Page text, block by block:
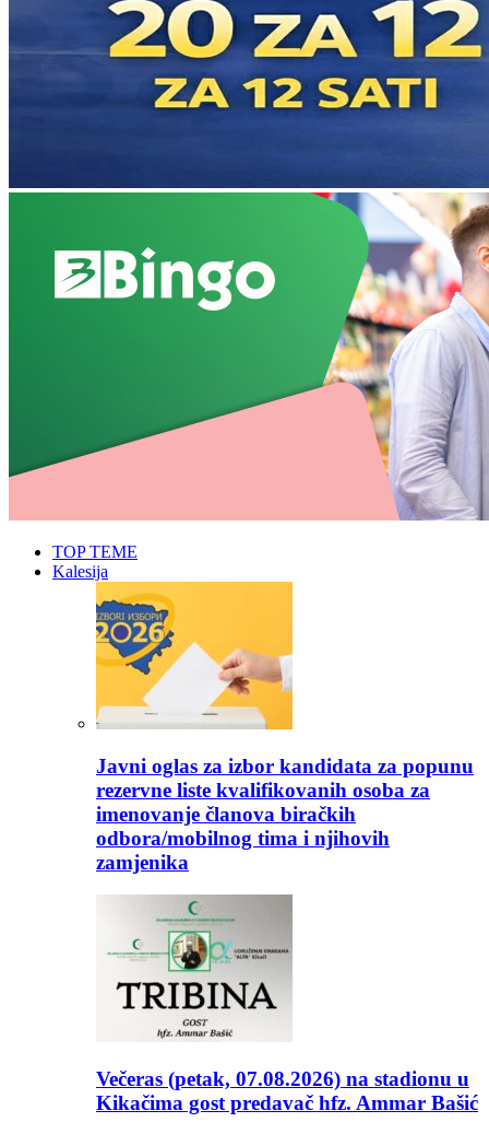
TOP TEME
Kalesija
Javni oglas za izbor kandidata za popunu
rezervne liste kvalifikovanih osoba za
imenovanje članova biračkih
odbora/mobilnog tima i njihovih
zamjenika
Večeras (petak, 07.08.2026) na stadionu u
Kikačima gost predavač hfz. Ammar Bašić